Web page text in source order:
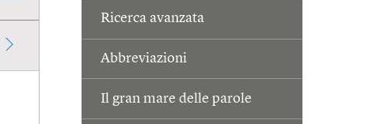
Ricerca avanzata
Abbreviazioni
Il gran mare delle parole